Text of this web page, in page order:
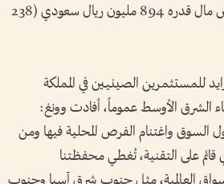
وحدة حوسبة سحابية برأس مال قدره 894 مليون ريال سعودي (238
للمستثمرين الصينيين في المملكة
الشرق الأوسط عموماً، أفادت وونغ:
السوق واغتنام الفرص المحلية فيها ومن
على التقنية، تُغطي محفظتنا